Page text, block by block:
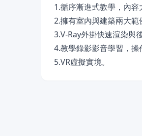
1.循序漸進式教學，內容
2.擁有室內與建築兩大範
3.V-Ray外掛快速渲染與後
4.教學錄影影音學習，操
5.VR虛擬實境。